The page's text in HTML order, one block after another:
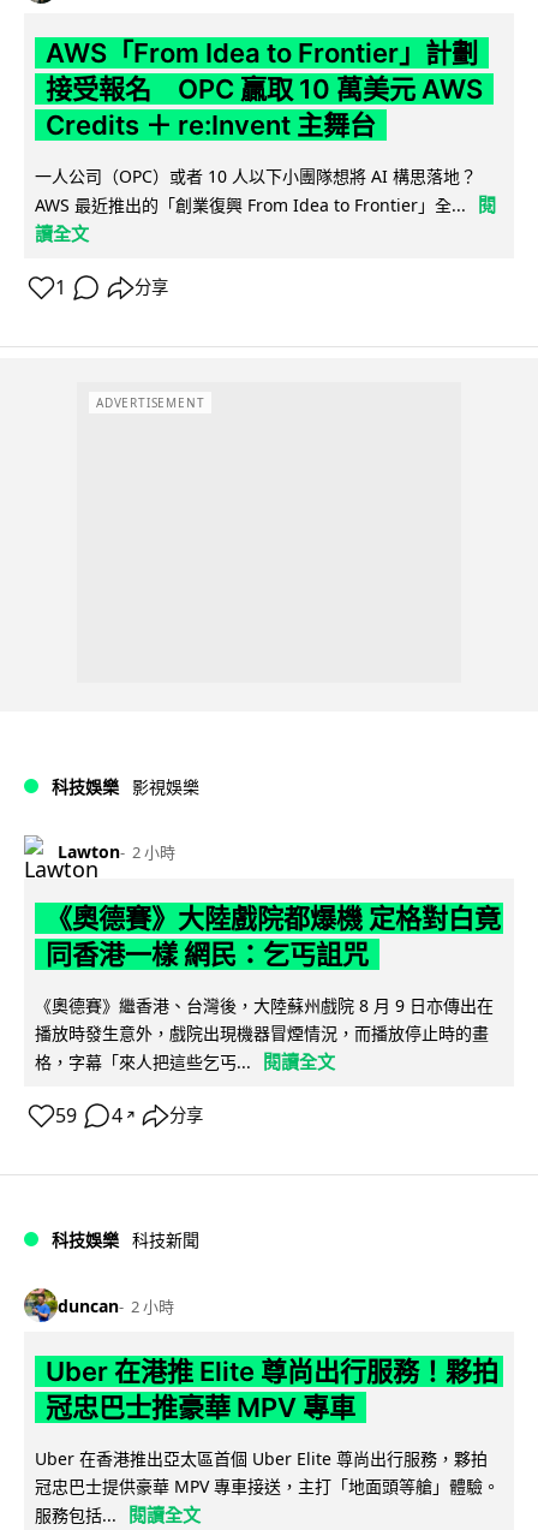
AWS「From Idea to Frontier」計劃
接受報名 OPC 贏取 10 萬美元 AWS
Credits ＋ re:Invent 主舞台
一人公司（OPC）或者 10 人以下小團隊想將 AI 構思落地？
AWS 最近推出的「創業復興 From Idea to Frontier」全...
閱
讀全文
1 分享
ADVERTISEMENT
科技娛樂 影視娛樂
Lawton 2 小時
《奧德賽》大陸戲院都爆機 定格對白竟
同香港一樣 網民：乞丐詛咒
《奧德賽》繼香港、台灣後，大陸蘇州戲院 8 月 9 日亦傳出在
播放時發生意外，戲院出現機器冒煙情況，而播放停止時的畫
格，字幕「來人把這些乞丐...
閱讀全文
59 4 ↗ 分享
科技娛樂 科技新聞
duncan 2 小時
Uber 在港推 Elite 尊尚出行服務！夥拍
冠忠巴士推豪華 MPV 專車
Uber 在香港推出亞太區首個 Uber Elite 尊尚出行服務，夥拍
冠忠巴士提供豪華 MPV 專車接送，主打「地面頭等艙」體驗。
服務包括...
閱讀全文